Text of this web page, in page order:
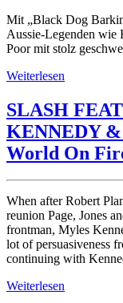
Mit „Black Dog
Aussie-Legenden wie
Poor mit stolz
Weiterlesen
SLASH
KENNEDY
World On
When after Robert
reunion Page, Jones
frontman, Myles
lot of persuasiveness
continuing with
Weiterlesen